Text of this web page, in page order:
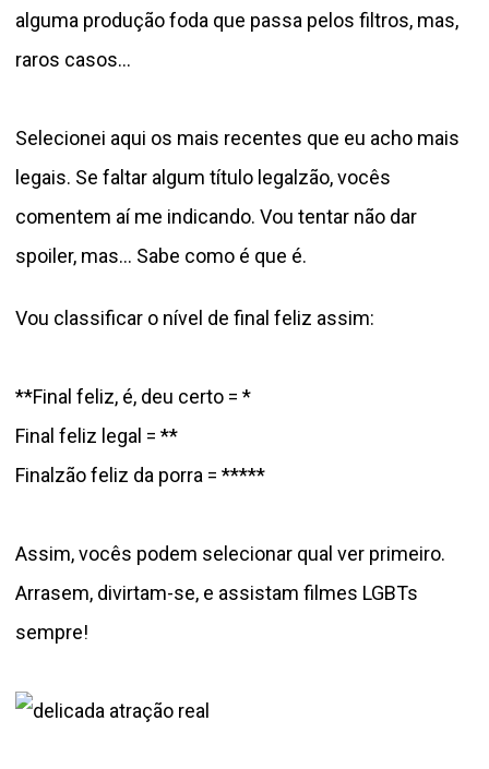
alguma produção foda que passa pelos filtros, mas,
raros casos…
Selecionei aqui os mais recentes que eu acho mais
legais. Se faltar algum título legalzão, vocês
comentem aí me indicando. Vou tentar não dar
spoiler, mas… Sabe como é que é.
Vou classificar o nível de final feliz assim:
**Final feliz, é, deu certo = *
Final feliz legal = **
Finalzão feliz da porra = *****
Assim, vocês podem selecionar qual ver primeiro.
Arrasem, divirtam-se, e assistam filmes LGBTs
sempre!